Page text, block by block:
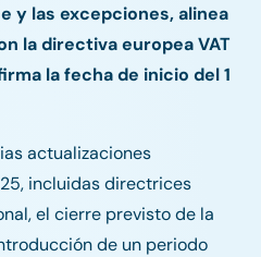
y las excepciones, alinea
la directiva europea VAT
la fecha de inicio del 1
actualizaciones
incluidas directrices
el cierre previsto de la
de un periodo